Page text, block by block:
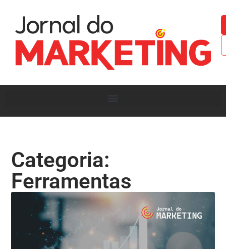
Categoria:
Ferramentas